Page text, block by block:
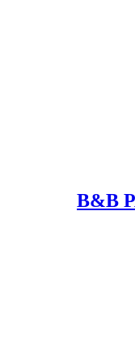
B&B